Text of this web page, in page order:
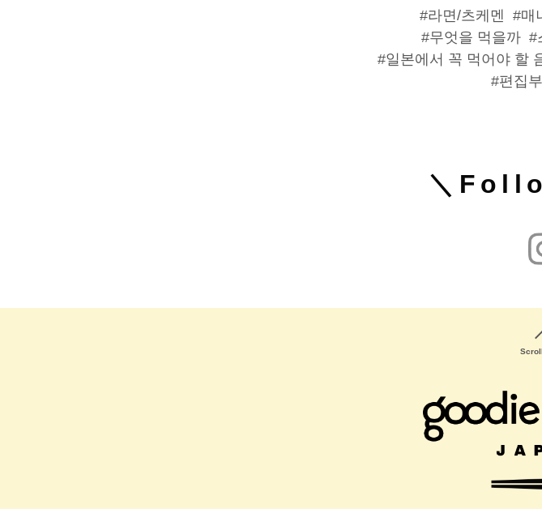
라면/츠케멘 매
무엇을 먹을까
일본에서 꼭 먹어야 할
편집
＼